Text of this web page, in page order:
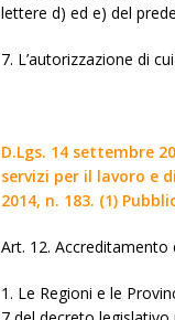
lettere d) ed e) del
7. L’autorizzazione di
D.Lgs. 14 settembre
servizi per il lavoro e
2014, n. 183. (1)
Art. 12. Accreditamento
1. Le Regioni e le